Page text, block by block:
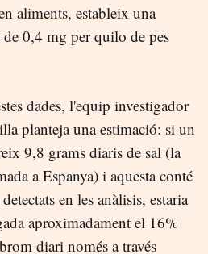
aliments, estableix una
0,4 mg per quilo de pes
dades, l'equip investigador
planteja una estimació: si un
9,8 grams diaris de sal (la
a Espanya) i aquesta conté
en les anàlisis, estaria
aproximadament el 16%
diari només a través